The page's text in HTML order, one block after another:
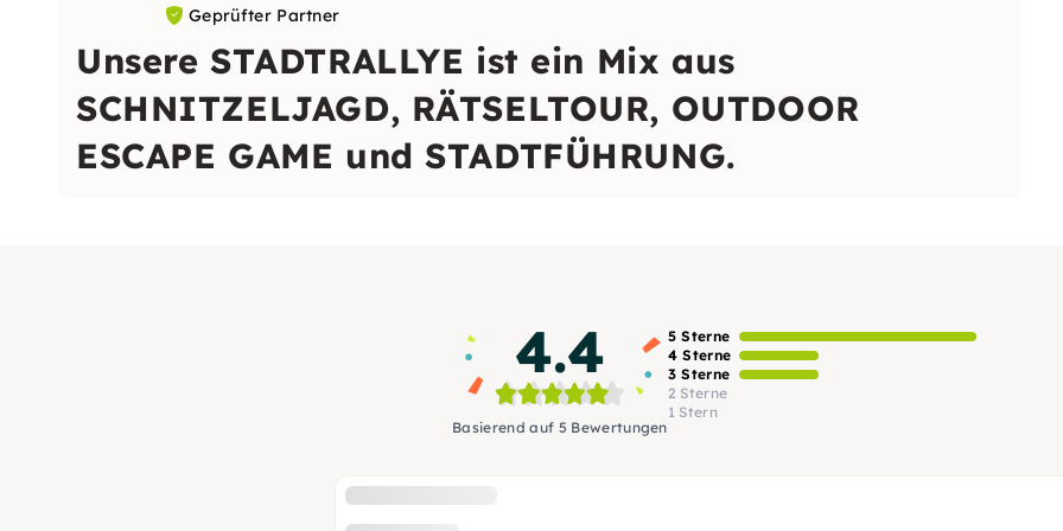
Geprüfter Partner
Unsere STADTRALLYE ist ein Mix aus
SCHNITZELJAGD, RÄTSELTOUR, OUTDOOR
ESCAPE GAME und STADTFÜHRUNG.
4.4
Basierend auf 5 Bewertungen
5 Sterne
4 Sterne
3 Sterne
2 Sterne
1 Stern